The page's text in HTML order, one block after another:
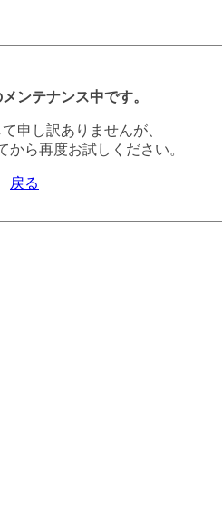
ンテナンス中です。
申し訳ありませんが、
から再度お試しください。
戻る